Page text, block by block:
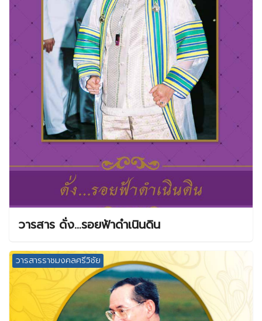
วารสาร ดั่ง…รอยฟ้าดำเนินดิน
วารสารราชมงคลศรีวิชัย